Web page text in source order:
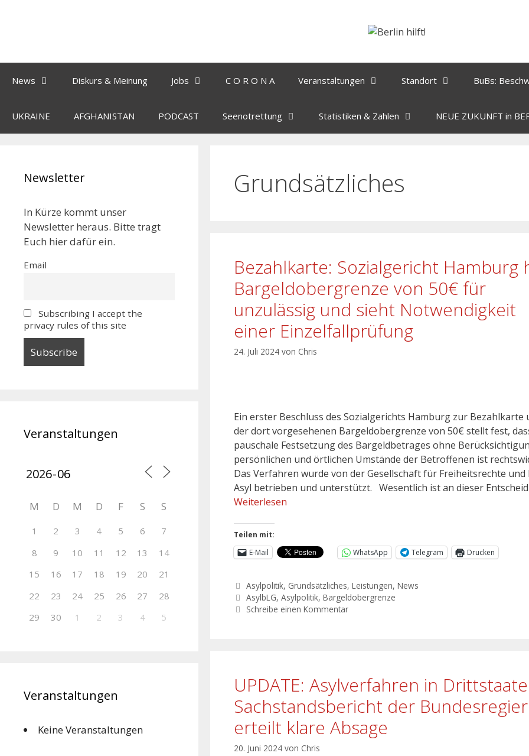
News Diskurs & Meinung Jobs C O R O N A Veranstaltungen Standort BuBs:
UKRAINE AFGHANISTAN PODCAST Seenotrettung Statistiken & Zahlen NEUE ZUKUNFT in
Grundsätzliches
Bezahlkarte: Sozialgericht Hamburg
Bargeldobergrenze von 50€ für
unzulässig und sieht Notwendigkeit
einer Einzelfallprüfung
24. Juli 2024 von Chris
Ein erster Beschluss des Sozialgerichts Hamburg zur Bezahlkarte
der dort vorgesehenen Bargeldobergrenze von 50€ stellt fest,
pauschale Festsetzung des Bargeldbetrages ohne
persönlichen und örtlichen Umstände der Betroffenen ist
Das Verfahren wurde von der Gesellschaft für Freiheitsrechte und
Asyl betrieben und unterstützt. Wesentlich ist an dieser
Weiterlesen
Teilen mit:
E-Mail
WhatsApp Telegram Drucken
Asylpolitik, Grundsätzliches,Leistungen,News
AsylbLG,Asylpolitik,Bargeldobergrenze
Schreibe einen Kommentar
UPDATE: Asylverfahren in
Sachstandsbericht der
erteilt klare Absage
20. Juni 2024 von Chris
Newsletter
In Kürze kommt unser
Newsletter heraus. Bitte tragt
Euch hier dafür ein.
Email
Subscribing I accept the
privacy rules of this site
Veranstaltungen
M D M D F S S
1 2 3 4 5 6
7
8
9 10 11 12 13
14
15
16 17 18 19 20
21
22
23 24 25 26 27
28
29
30 1 2 3 4 5
Veranstaltungen
Keine Veranstaltungen